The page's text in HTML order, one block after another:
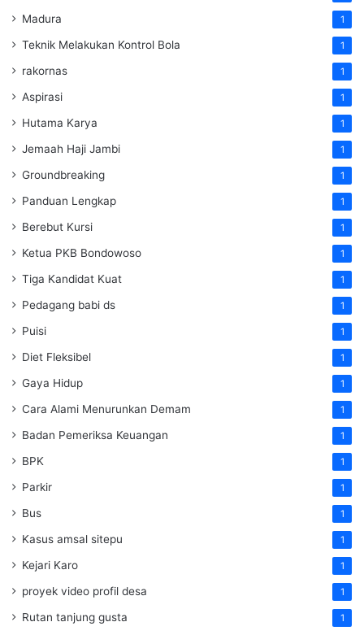
Madura 1
Teknik Melakukan Kontrol Bola 1
rakornas 1
Aspirasi 1
Hutama Karya 1
Jemaah Haji Jambi 1
Groundbreaking 1
Panduan Lengkap 1
Berebut Kursi 1
Ketua PKB Bondowoso 1
Tiga Kandidat Kuat 1
Pedagang babi ds 1
Puisi 1
Diet Fleksibel 1
Gaya Hidup 1
Cara Alami Menurunkan Demam 1
Badan Pemeriksa Keuangan 1
BPK 1
Parkir 1
Bus 1
Kasus amsal sitepu 1
Kejari Karo 1
proyek video profil desa 1
Rutan tanjung gusta 1